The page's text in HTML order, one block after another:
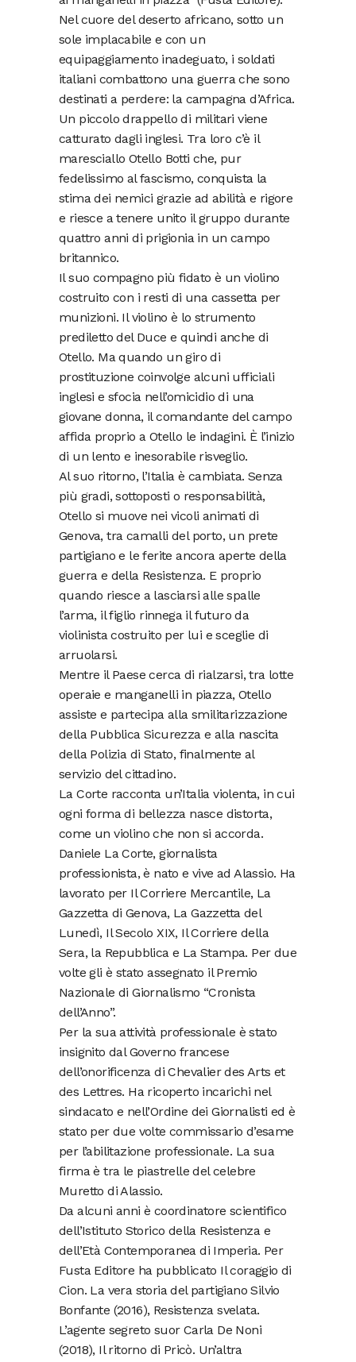
Nel cuore del deserto africano, sotto un
sole implacabile e con un
equipaggiamento inadeguato, i soldati
italiani combattono una guerra che sono
destinati a perdere: la campagna d’Africa.
Un piccolo drappello di militari viene
catturato dagli inglesi. Tra loro c’è il
maresciallo Otello Botti che, pur
fedelissimo al fascismo, conquista la
stima dei nemici grazie ad abilità e rigore
e riesce a tenere unito il gruppo durante
quattro anni di prigionia in un campo
britannico.
Il suo compagno più fidato è un violino
costruito con i resti di una cassetta per
munizioni. Il violino è lo strumento
prediletto del Duce e quindi anche di
Otello. Ma quando un giro di
prostituzione coinvolge alcuni ufficiali
inglesi e sfocia nell’omicidio di una
giovane donna, il comandante del campo
affida proprio a Otello le indagini. È l’inizio
di un lento e inesorabile risveglio.
Al suo ritorno, l’Italia è cambiata. Senza
più gradi, sottoposti o responsabilità,
Otello si muove nei vicoli animati di
Genova, tra camalli del porto, un prete
partigiano e le ferite ancora aperte della
guerra e della Resistenza. E proprio
quando riesce a lasciarsi alle spalle
l’arma, il figlio rinnega il futuro da
violinista costruito per lui e sceglie di
arruolarsi.
Mentre il Paese cerca di rialzarsi, tra lotte
operaie e manganelli in piazza, Otello
assiste e partecipa alla smilitarizzazione
della Pubblica Sicurezza e alla nascita
della Polizia di Stato, finalmente al
servizio del cittadino.
La Corte racconta un’Italia violenta, in cui
ogni forma di bellezza nasce distorta,
come un violino che non si accorda.
Daniele La Corte, giornalista
professionista, è nato e vive ad Alassio. Ha
lavorato per Il Corriere Mercantile, La
Gazzetta di Genova, La Gazzetta del
Lunedì, Il Secolo XIX, Il Corriere della
Sera, la Repubblica e La Stampa. Per due
volte gli è stato assegnato il Premio
Nazionale di Giornalismo “Cronista
dell’Anno”.
Per la sua attività professionale è stato
insignito dal Governo francese
dell’onorificenza di Chevalier des Arts et
des Lettres. Ha ricoperto incarichi nel
sindacato e nell’Ordine dei Giornalisti ed è
stato per due volte commissario d’esame
per l’abilitazione professionale. La sua
firma è tra le piastrelle del celebre
Muretto di Alassio.
Da alcuni anni è coordinatore scientifico
dell’Istituto Storico della Resistenza e
dell’Età Contemporanea di Imperia. Per
Fusta Editore ha pubblicato Il coraggio di
Cion. La vera storia del partigiano Silvio
Bonfante (2016), Resistenza svelata.
L’agente segreto suor Carla De Noni
(2018), Il ritorno di Pricò. Un’altra